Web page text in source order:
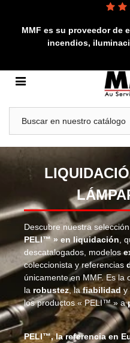
MMF es su proveedor de
incendios,
Descubre nuestra
PELI™ » en liquidación ,
descatalogados, modelos
coleccionista y referencias
únicamente en MMF. Es la
la robustez, lafiabilidady
los productos « PELI™ » a
PELI™, la referencia en